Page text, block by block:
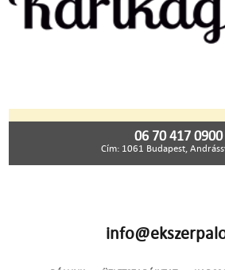
06 70 417 0900
Cím: 1061 Budapest,